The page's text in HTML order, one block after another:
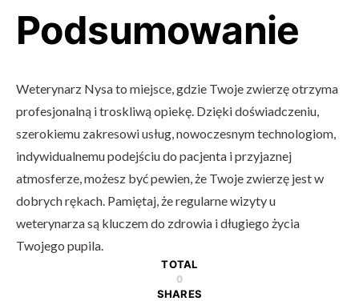
Podsumowanie
Weterynarz Nysa to miejsce, gdzie Twoje zwierzę otrzyma
profesjonalną i troskliwą opiekę. Dzięki doświadczeniu,
szerokiemu zakresowi usług, nowoczesnym technologiom,
indywidualnemu podejściu do pacjenta i przyjaznej
atmosferze, możesz być pewien, że Twoje zwierzę jest w
dobrych rękach. Pamiętaj, że regularne wizyty u
weterynarza są kluczem do zdrowia i długiego życia
Twojego pupila.
TOTAL
0
SHARES